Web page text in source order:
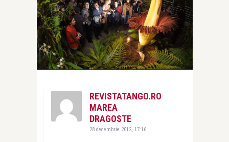
REVISTATANGO.RO
MAREA
DRAGOSTE
28 decembrie 2012, 17:16